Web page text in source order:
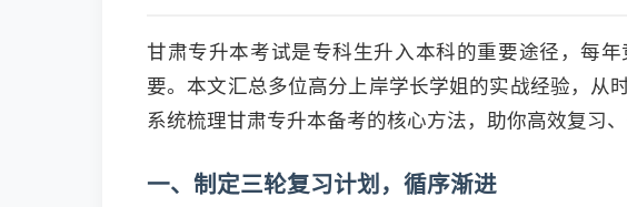
甘肃专升本考试是专科生升入本科的重要途径，每
要。本文汇总多位高分上岸学长学姐的实战经验，从
系统梳理甘肃专升本备考的核心方法，助你高效复习、
一、制定三轮复习计划，循序渐进